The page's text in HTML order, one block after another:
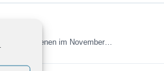
Erschienen im November…